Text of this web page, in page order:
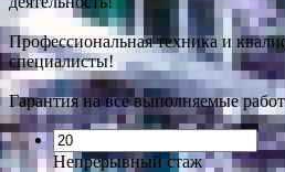
Профессиональная техника и
специалисты!
Гарантия на все выполняемые
Непрерывный стаж